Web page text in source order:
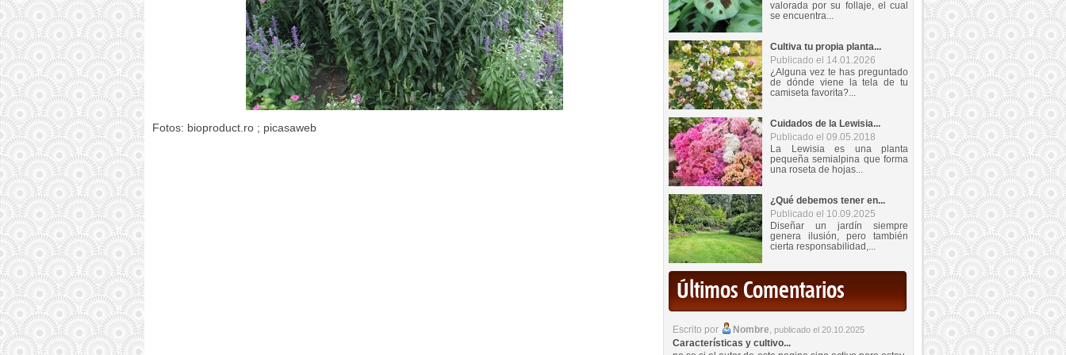
Fotos: bioproduct.ro ; picasaweb
valorada por su follaje, el cual
se encuentra...
Cultiva tu propia planta...
Publicado el 14.01.2026
¿Alguna vez te has preguntado
de dónde viene la tela de tu
camiseta favorita?...
Cuidados de la Lewisia...
Publicado el 09.05.2018
La Lewisia es una planta
pequeña semialpina que forma
una roseta de hojas...
¿Qué debemos tener en...
Publicado el 10.09.2025
Diseñar un jardín siempre
genera ilusión, pero también
cierta responsabilidad,...
Últimos Comentarios
Escrito por Nombre, publicado el 20.10.2025
Características y cultivo...